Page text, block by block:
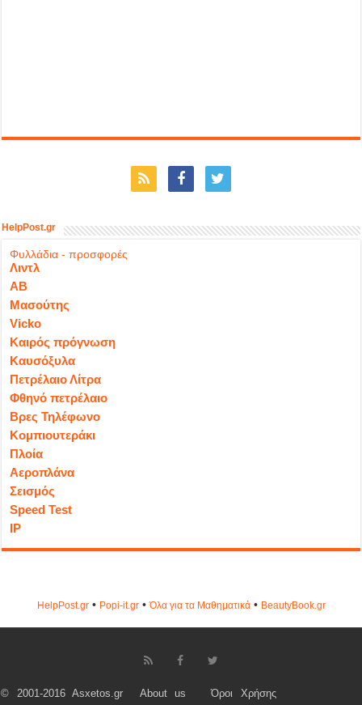
HelpPost.gr
Φυλλάδια - προσφορές
Λιντλ
ΑΒ
Μασούτης
Vicko
Καιρός πρόγνωση
Καυσόξυλα
Πετρέλαιο Λίτρα
Φθηνό πετρέλαιο
Βρες Τηλέφωνο
Κομπιουτεράκι
Πλοία
Αεροπλάνα
Σεισμός
Speed Test
IP
HelpPost.gr• Popi-it.gr•Όλα για τα Μαθηματικά• ΒeautyΒook.gr
© 2001-2016 Asxetos.gr About us Όροι Χρήσης